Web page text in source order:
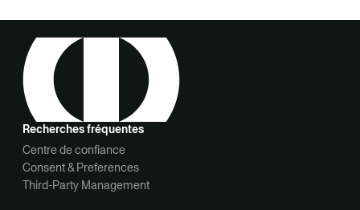
Recherches fréquentes
Centre de confiance
Consent & Preferences
Third-Party Management